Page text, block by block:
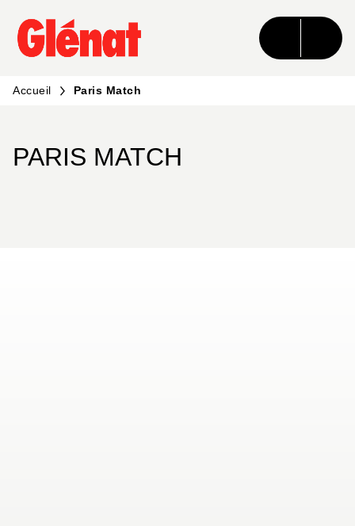
MENU RECHERCHE CONTENU
PIED DE PAGE
Accueil Paris Match
PARIS MATCH